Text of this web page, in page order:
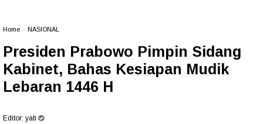
Home NASIONAL
Presiden Prabowo Pimpin Sidang
Kabinet, Bahas Kesiapan Mudik
Lebaran 1446 H
Editor: yati